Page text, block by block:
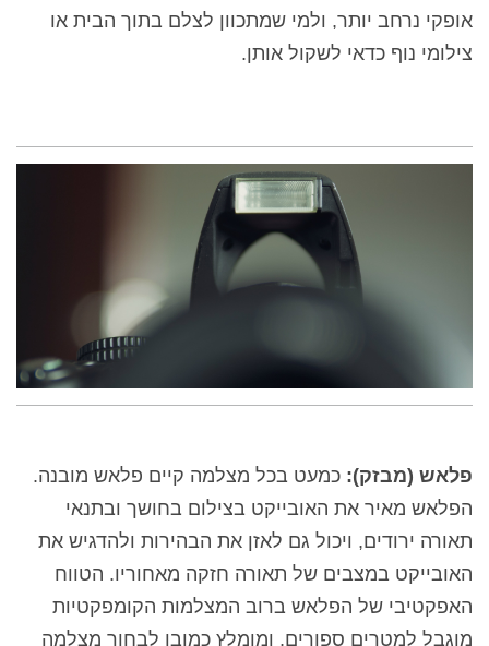
אופקי נרחב יותר, ולמי שמתכוון לצלם בתוך הבית או
צילומי נוף כדאי לשקול אותן.
פלאש (מבזק): כמעט בכל מצלמה קיים פלאש מובנה.
הפלאש מאיר את האובייקט בצילום בחושך ובתנאי
תאורה ירודים, ויכול גם לאזן את הבהירות ולהדגיש את
האובייקט במצבים של תאורה חזקה מאחוריו. הטווח
האפקטיבי של הפלאש ברוב המצלמות הקומפקטיות
מוגבל למטרים ספורים, ומומלץ כמובן לבחור מצלמה